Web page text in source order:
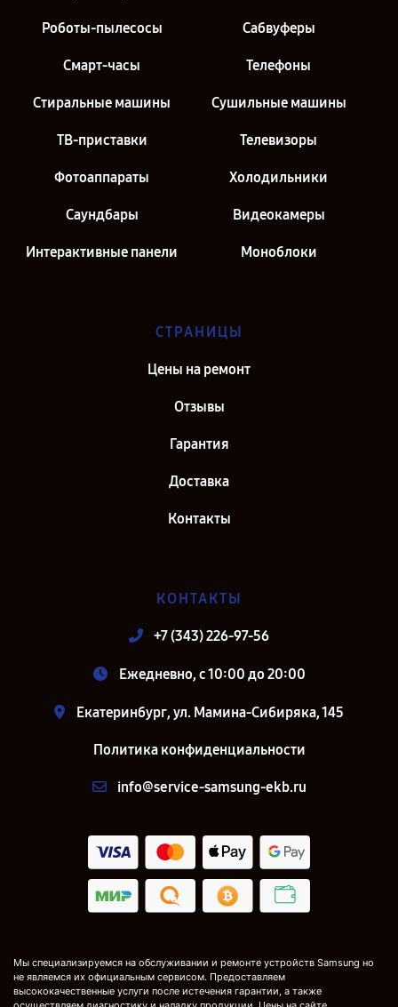
Роботы-пылесосы Сабвуферы
Смарт-часы Телефоны
Стиральные машины Сушильные машины
ТВ-приставки Телевизоры
Фотоаппараты Холодильники
Саундбары Видеокамеры
Интерактивные панели Моноблоки
СТРАНИЦЫ
Цены на ремонт
Отзывы
Гарантия
Доставка
Контакты
КОНТАКТЫ
+7 (343) 226-97-56
Ежедневно, с 10:00 до 20:00
Екатеринбург, ул. Мамина-Сибиряка, 145
Политика конфиденциальности
info@service-samsung-ekb.ru
Мы специализируемся на обслуживании и ремонте устройств Samsung но
не являемся их официальным сервисом. Предоставляем
высококачественные услуги после истечения гарантии, а также